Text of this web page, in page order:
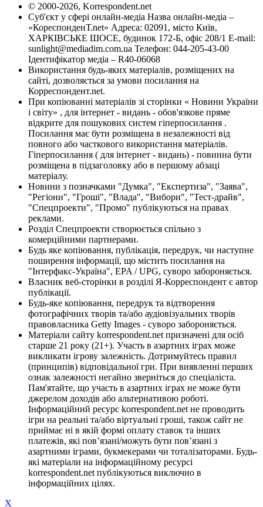
© 2000-2026, Korrespondent.net
Суб'єкт у сфері онлайн-медіа Назва онлайн-медіа –
«КореспонденТ.net» Адреса: 02091, місто Київ,
ХАРКІВСЬКЕ ШОСЕ, будинок 172-Б, офіс 208/1 E-mail:
sunlight@mediadim.com.ua Телефон: 044-205-43-00
Ідентифікатор медіа – R40-06068
Використання будь-яких матеріалів, розміщених на
сайті, дозволяється за умови посилання на
Корреспондент.net.
При копіюванні матеріалів зі сторінки « Новини України
і світу» , для інтернет - видань - обов'язкове пряме
відкрите для пошукових систем гіперпосилання .
Посилання має бути розміщена в незалежності від
повного або часткового використання матеріалів.
Гіперпосилання ( для інтернет - видань) - повинна бути
розміщена в підзаголовку або в першому абзаці
матеріалу.
Новини з позначками "Думка", "Експертиза", "Заява",
"Регіони", "Гроші", "Влада", "Вибори", "Тест-драйв",
"Спецпроекти", "Промо" публікуються на правах
реклами.
Розділ Спецпроекти створюється спільно з
комерційними партнерами.
Будь яке копіювання, публікація, передрук, чи наступне
поширення інформації, що містить посилання на
"Інтерфакс-Україна", EPA / UPG, суворо забороняється.
Власник веб-сторінки в розділі Я-Корреспондент є автор
публікації.
Будь-яке копіювання, передрук та відтворення
фотографічних творів та/або аудіовізуальних творів
правовласника Getty Images - суворо забороняється.
Матеріали сайту korrespondent.net призначені для осіб
старше 21 року (21+). Участь в азартних іграх може
викликати ігрову залежність. Дотримуйтесь правил
(принципів) відповідальної гри. При виявленні перших
ознак залежності негайно зверніться до спеціаліста.
Пам'ятайте, що участь в азартних іграх не може бути
джерелом доходів або альтернативою роботі.
Інформаційний ресурс korrespondent.net не проводить
ігри на реальні та/або віртуальні гроші, також сайт не
приймає ні в якій формі оплату ставок та інших
платежів, які пов’язані/можуть бути пов’язані з
азартними іграми, букмекерами чи тоталізаторами. Будь-
які матеріали на інформаційному ресурсі
korrespondent.net публікуються виключно в
інформаційних цілях.
X